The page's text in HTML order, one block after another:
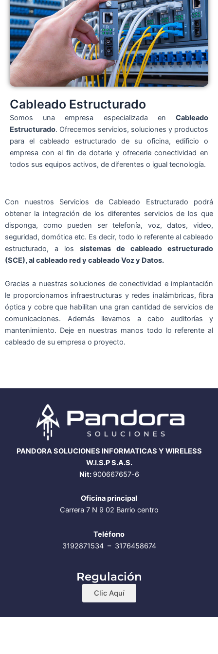
Cableado Estructurado
Somos una empresa especializada en Cableado
Estructurado. Ofrecemos servicios, soluciones y productos
para el cableado estructurado de su oficina, edificio o
empresa con el fin de dotarle y ofrecerle conectividad en
todos sus equipos activos, de diferentes o igual tecnología.
Con nuestros Servicios de Cableado Estructurado podrá
obtener la integración de los diferentes servicios de los que
disponga, como pueden ser telefonía, voz, datos, video,
seguridad, domótica etc. Es decir, todo lo referente al cableado
estructurado, a los sistemas de cableado estructurado
(SCE), al cableado red y cableado Voz y Datos.
Gracias a nuestras soluciones de conectividad e implantación
le proporcionamos infraestructuras y redes inalámbricas, fibra
óptica y cobre que habilitan una gran cantidad de servicios de
comunicaciones. Además llevamos a cabo auditorías y
mantenimiento. Deje en nuestras manos todo lo referente al
cableado de su empresa o proyecto.
PANDORA SOLUCIONES INFORMATICAS Y WIRELESS
W.I.S.P S.A.S.
Nit: 900667657-6
Oficina principal
Carrera 7 N 9 02 Barrio centro
Teléfono
3192871534 – 3176458674
Regulación
Clic Aquí